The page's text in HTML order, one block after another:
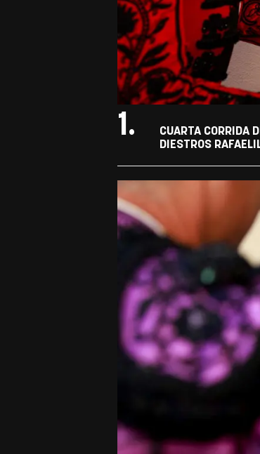
1.
CUARTA CORRIDA
DIESTROS